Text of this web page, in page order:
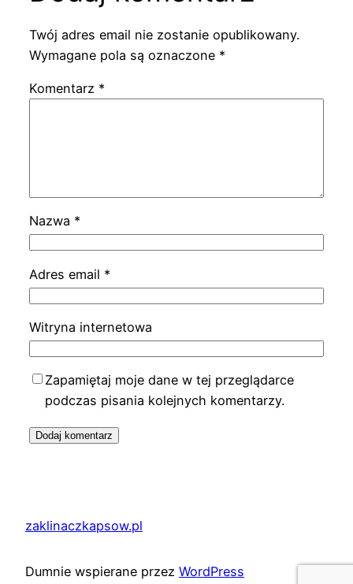
Twój adres email nie zostanie opublikowany.
Wymagane pola są oznaczone *
Komentarz *
Nazwa *
Adres email *
Witryna internetowa
Zapamiętaj moje dane w tej przeglądarce
podczas pisania kolejnych komentarzy.
zaklinaczkapsow.pl
Dumnie wspierane przez WordPress